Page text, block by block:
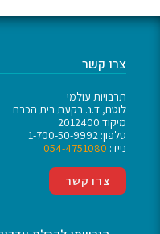
צרו קשר
תרבויות עולמי
לוטם, ד.נ. בקעת בית הכרם
מיקוד:2012400
טלפון: 1-700-50-9992
נייד:054-4751080
צרו קשר